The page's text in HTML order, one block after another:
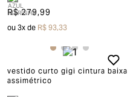
R$ 279,99
ou3x deR$ 93,33
vestido curto gigi cintura baixa
assimétrico